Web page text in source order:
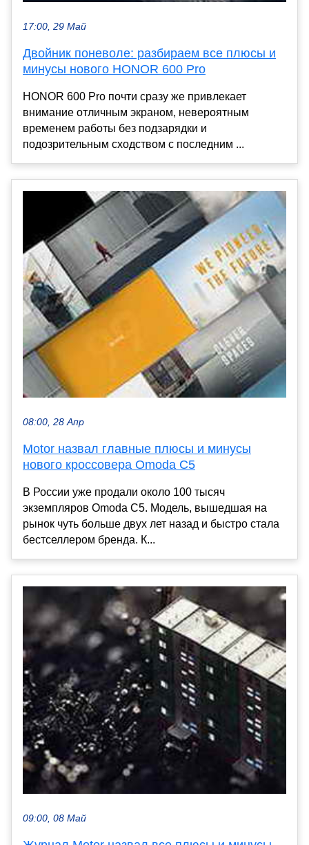
17:00, 29 Май
Двойник поневоле: разбираем все плюсы и
минусы нового HONOR 600 Pro
HONOR 600 Pro почти сразу же привлекает
внимание отличным экраном, невероятным
временем работы без подзарядки и
подозрительным сходством с последним ...
08:00, 28 Апр
Motor назвал главные плюсы и минусы
нового кроссовера Omoda C5
В России уже продали около 100 тысяч
экземпляров Omoda C5. Модель, вышедшая на
рынок чуть больше двух лет назад и быстро стала
бестселлером бренда. К...
09:00, 08 Май